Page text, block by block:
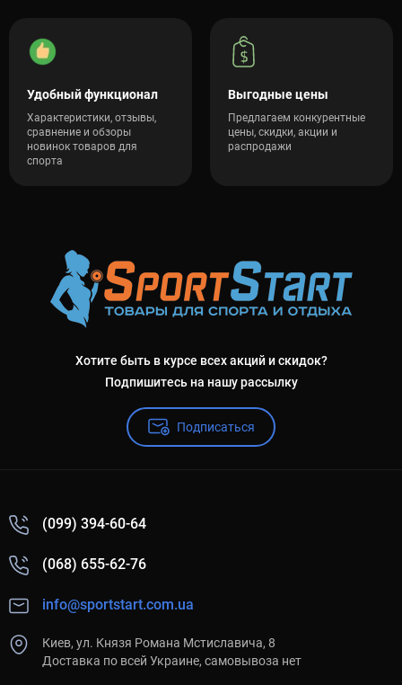
Удобный функционал
Характеристики, отзывы,
сравнение и обзоры
новинок товаров для
спорта
Выгодные цены
Предлагаем конкурентные
цены, скидки, акции и
распродажи
Хотите быть в курсе всех акций и скидок?
Подпишитесь на нашу рассылку
Подписаться
(099) 394-60-64
(068) 655-62-76
info@sportstart.com.ua
Киев, ул. Князя Романа Мстиславича, 8
Доставка по всей Украине, самовывоза нет